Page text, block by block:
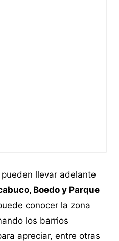
llevar adelante
Boedo y Parque
conocer la zona
los barrios
apreciar, entre otras